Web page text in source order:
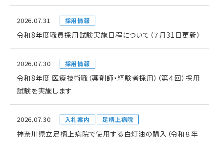
2026.07.31 採用情報
令和8年度職員採用試験実施日程について（７月31日更新）
2026.07.30 採用情報
令和8年度 医療技術職（薬剤師・経験者採用）（第４回）採用
試験を実施します
2026.07.30 入札案内 足柄上病院
神奈川県立足柄上病院で使用する白灯油の購入（令和８年